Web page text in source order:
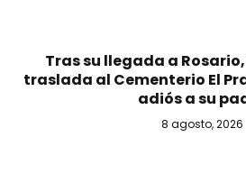
Tras su llegada a Rosario,
traslada al Cementerio El
adiós a su
8 agosto, 2026